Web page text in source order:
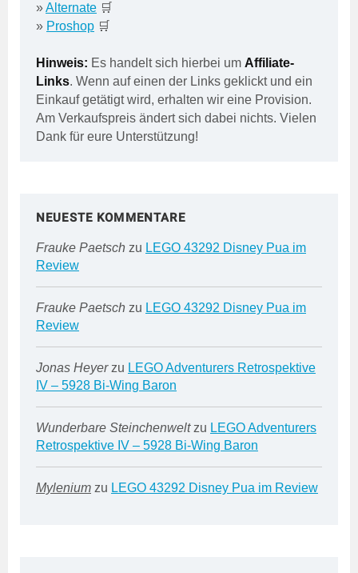
»Alternate 🛒
» Proshop 🛒
Hinweis: Es handelt sich hierbei um Affiliate-
Links. Wenn auf einen der Links geklickt und ein
Einkauf getätigt wird, erhalten wir eine Provision.
Am Verkaufspreis ändert sich dabei nichts. Vielen
Dank für eure Unterstützung!
NEUESTE KOMMENTARE
Frauke Paetsch zu LEGO 43292 Disney Pua im
Review
Frauke Paetsch zu LEGO 43292 Disney Pua im
Review
Jonas Heyerzu LEGO Adventurers Retrospektive
IV – 5928 Bi-Wing Baron
Wunderbare Steinchenweltzu LEGO Adventurers
Retrospektive IV – 5928 Bi-Wing Baron
Mylenium zu LEGO 43292 Disney Pua im Review